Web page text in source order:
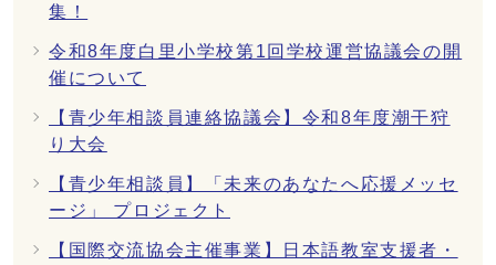
集！
令和8年度白里小学校第1回学校運営協議会の開
催について
【青少年相談員連絡協議会】令和8年度潮干狩
り大会
【青少年相談員】「未来のあなたへ応援メッセ
ージ」 プロジェクト
【国際交流協会主催事業】日本語教室支援者・